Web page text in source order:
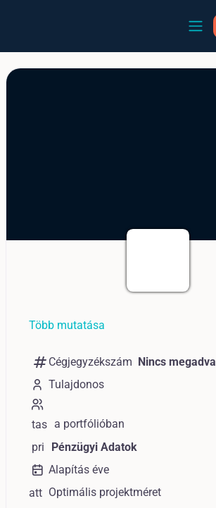
Több mutatása
numbers Cégjegyzékszám
Nincs megadva
Tulajdonos
tas
k
a portfólióban
pri
ce_
eck
Pénzügyi Adatok
Alapítás éve
att Optimális projektméret